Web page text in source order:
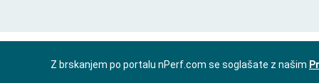
Z brskanjem po portalu nPerf.com se soglašate z našim